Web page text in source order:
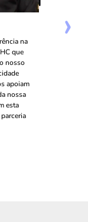
na
que
nosso
apoiam
nossa
esta
›